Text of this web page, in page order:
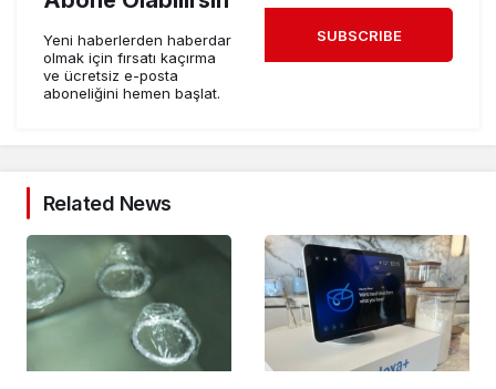
Yeni haberlerden haberdar
olmak için fırsatı kaçırma
ve ücretsiz e-posta
aboneliğini hemen başlat.
SUBSCRIBE
Related News